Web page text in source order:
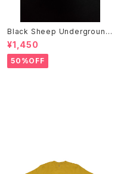
Black Sheep Underground
ニットキャップ
¥1,450
50%OFF